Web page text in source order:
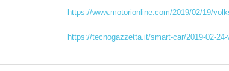
https://www.motorionline.com/2019/02/19/
https://tecnogazzetta.it/smart-car/2019-02-24-